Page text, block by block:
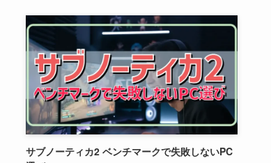
サブノーティカ2 ベンチマークで失敗しないPC